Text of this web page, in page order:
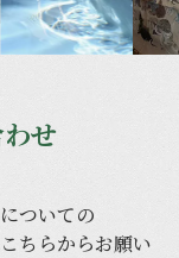
せ
ついての
こちらからお願い